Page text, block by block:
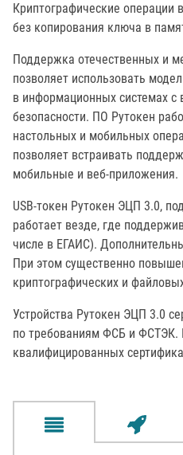
Криптографические операции
без копирования ключа в
Поддержка отечественных и
позволяет использовать
в информационных системах
безопасности. ПО Рутокен
настольных и мобильных
позволяет встраивать
мобильные и веб-приложения.
USB-токен Рутокен ЭЦП 3.0,
работает везде, где
числе в ЕГАИС).
При этом существенно
криптографических и
Устройства Рутокен ЭЦП 3.0
по требованиям ФСБ и ФСТЭК.
квалифицированных